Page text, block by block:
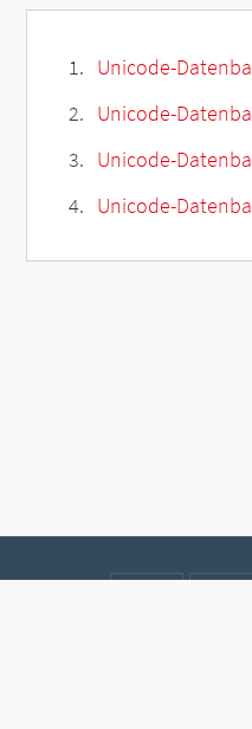
Unicode-
Unicode-
Unicode-
Unicode-